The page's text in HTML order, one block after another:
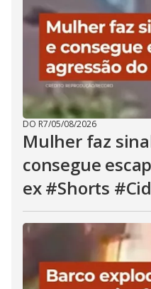
DO R7/05/08/2026
Mulher faz
consegue
ex #Shorts